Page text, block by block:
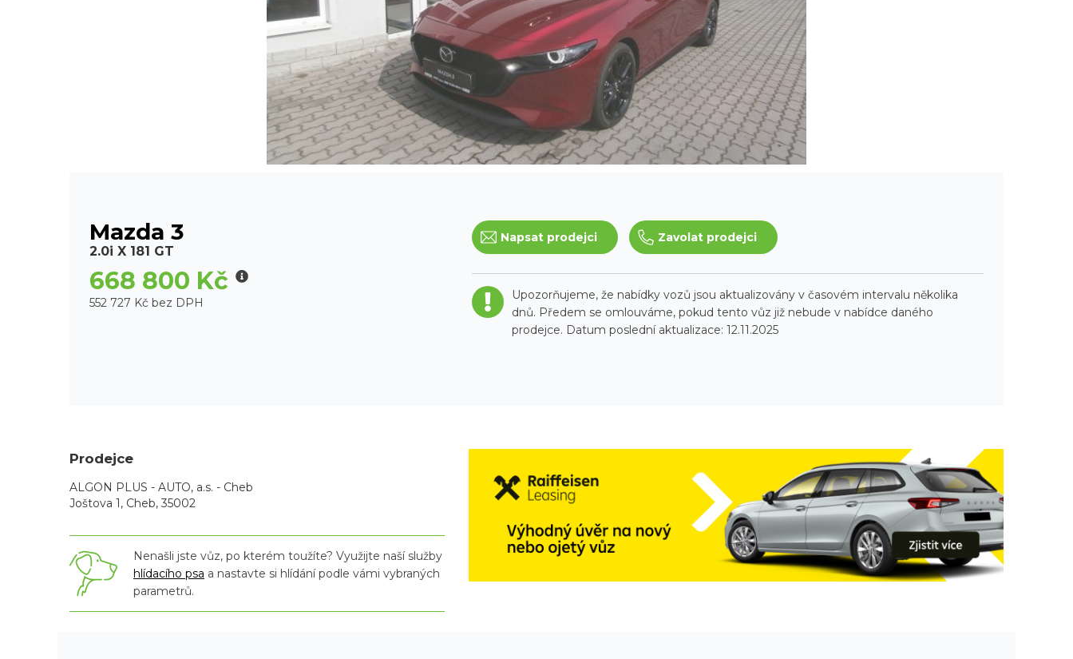
Mazda 3
2.0i X 181 GT
668 800 Kč
552 727 Kč bez DPH
Napsat prodejci Zavolat prodejci
Upozorňujeme, že nabídky vozů jsou aktualizovány v časovém intervalu několika
dnů. Předem se omlouváme, pokud tento vůz již nebude v nabídce daného
prodejce. Datum poslední aktualizace: 12.11.2025
Prodejce
ALGON PLUS - AUTO, a.s. - Cheb
Joštova 1, Cheb, 35002
Nenašli jste vůz, po kterém toužíte? Využijte naší služby
hlídacího psa a nastavte si hlídání podle vámi vybraných
parametrů.